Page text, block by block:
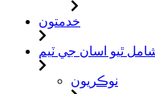
خدمتون
ٿيو اسان جي ٽيم
نوڪريون